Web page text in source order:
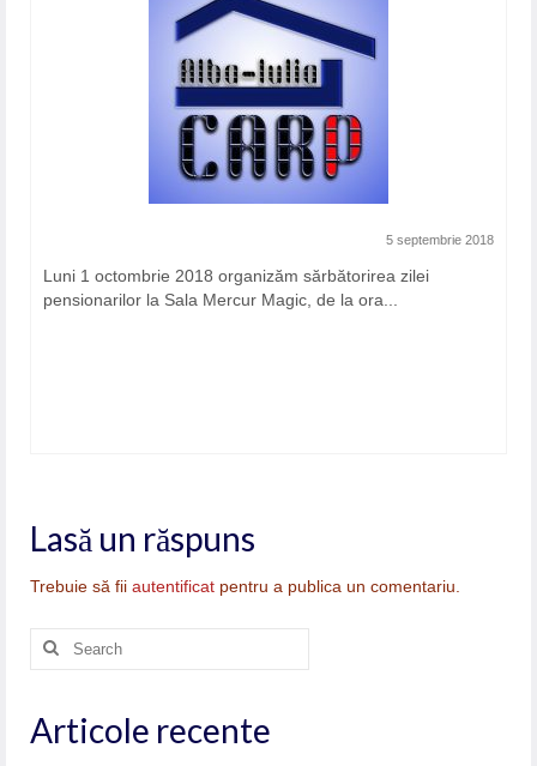
5 septembrie 2018
Luni 1 octombrie 2018 organizăm sărbătorirea zilei
pensionarilor la Sala Mercur Magic, de la ora...
Lasă un răspuns
Trebuie să fii autentificat pentru a publica un comentariu.
Search
for:
Articole recente